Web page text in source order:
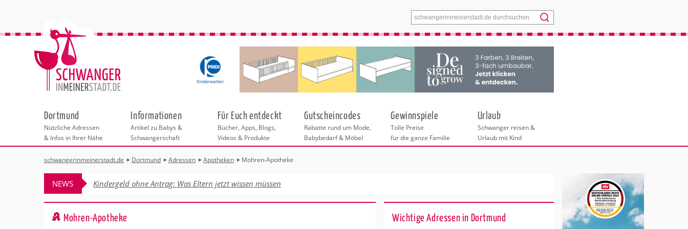
Menü
Dortmund
Nützliche Adressen
& Infos in Ihrer Nähe
Städteauswahl
Adressen
Hebammen
Geburtshäuser
Frauenärzte
Behördengänge &
Checklisten
Beratungsstellen
Kinderwunschzentren Duisburg
Schwangerschaftskurse
Erste Hilfe & Beratung
Rückbildung
Shopping
Wellness & Gesundheit
Fotografie & Dienstleistungen
Informationen
Artikel zu Babys &
Schwangerschaft
Für Euch entdeckt
Bücher, Apps, Blogs,
Videos & Produkte
Gutscheincodes
Rabatte rund um Mode,
Babybedarf & Möbel
Gewinnspiele
Tolle Preise
für die ganze Familie
Urlaub
Schwanger reisen &
Urlaub mit Kind
schwangerinmeinerstadt.de Dortmund Adressen Apotheken Mohren-Apotheke
NEWS Kindergeld ohne Antrag: Was Eltern jetzt wissen müssen
Mohren-Apotheke Wichtige Adressen in Dortmund